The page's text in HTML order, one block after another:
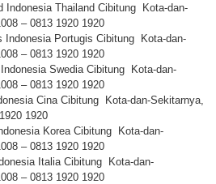
Indonesia Thailand Cibitung Kota-dan-
– 0813 1920 1920
Indonesia Portugis Cibitung Kota-dan-
– 0813 1920 1920
Swedia Cibitung Kota-dan-
– 0813 1920 1920
Cina Cibitung Kota-dan-Sekitarnya,
1920
Korea Cibitung Kota-dan-
– 0813 1920 1920
Italia Cibitung Kota-dan-
– 0813 1920 1920